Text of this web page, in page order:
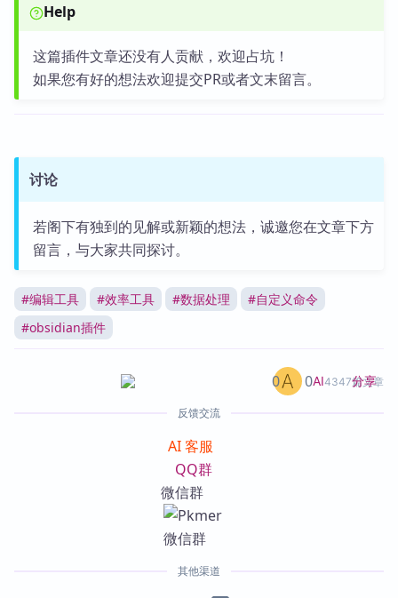
Help
这篇插件文章还没有人贡献，欢迎占坑！
如果您有好的想法欢迎提交PR或者文末留言。
讨论
若阁下有独到的见解或新颖的想法，诚邀您在文章下方
留言，与大家共同探讨。
#编辑工具 #效率工具 #数据处理 #自定义命令
#obsidian插件
AI4347篇文章
0 0 分享
反馈交流
AI 客服
QQ群
微信群
其他渠道